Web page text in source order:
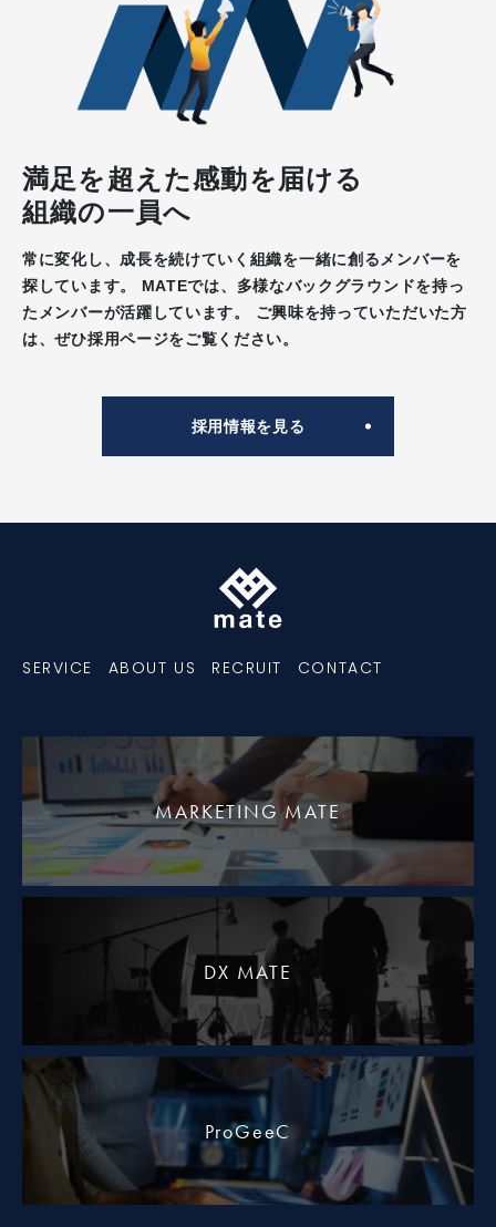
満足を超えた感動を届ける
組織の一員へ
常に変化し、成長を続けていく組織を一緒に創るメンバーを
探しています。
MATEでは、多様なバックグラウンドを持っ
たメンバーが活躍しています。
ご興味を持っていただいた方
は、ぜひ採用ページをご覧ください。
採用情報を見る
SERVICE ABOUT US RECRUIT CONTACT
MARKETING MATE
DX MATE
ProGeeC